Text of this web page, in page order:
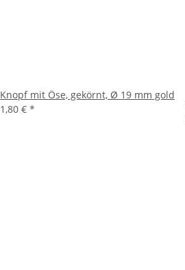
Knopf mit Öse, gekörnt, Ø 19 mm gold
1,80 € *